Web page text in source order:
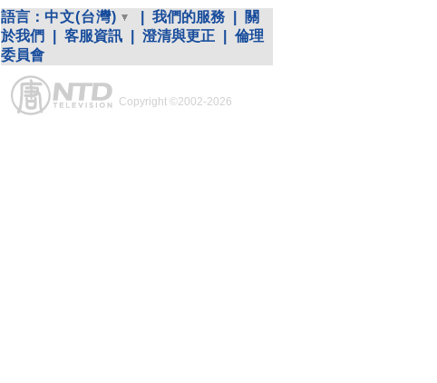
語言： 中文(台灣) 我們的服務
關
於我們
客服資訊 澄清與更正
倫理
委員會
Copyright ©2002-2026